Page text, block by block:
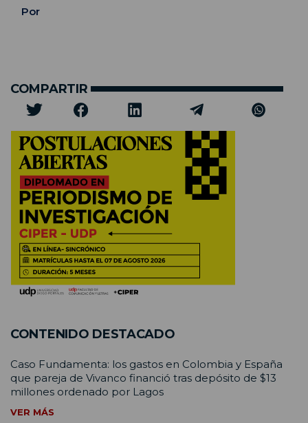
Por
COMPARTIR
CONTENIDO DESTACADO
Caso Fundamenta: los gastos en Colombia y España
que pareja de Vivanco financió tras depósito de $13
millones ordenado por Lagos
VER MÁS